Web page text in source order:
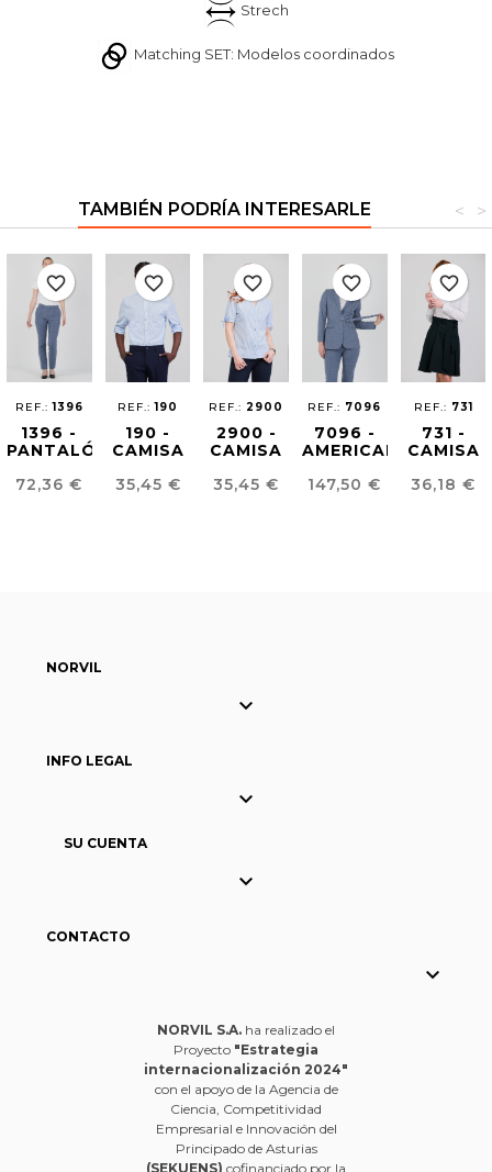
Strech
Matching SET: Modelos coordinados
TAMBIÉN PODRÍA INTERESARLE >
<
REF.:1396
1396 -
PANTALÓN
ESTRUCTURA
Precio
72,36 €
favorite_border
REF.:190
190 -
CAMISA
UNISEX
Precio
35,45 €
favorite_border
REF.:2900
2900 -
CAMISA
MUJER
Precio
35,45 €
favorite_border
REF.: 7096
7096 -
AMERICANA
ESTRUCTURA
Precio
147,50 €
favorite_border
REF.: 731
731 -
CAMISA
MUJER
Precio
36,18 €
favorite_border
NORVIL

INFO LEGAL

SU CUENTA

CONTACTO

NORVIL S.A. ha realizado el
Proyecto "Estrategia
internacionalización 2024"
con el apoyo de la Agencia de
Ciencia, Competitividad
Empresarial e Innovación del
Principado de Asturias
(SEKUENS) cofinanciado por la